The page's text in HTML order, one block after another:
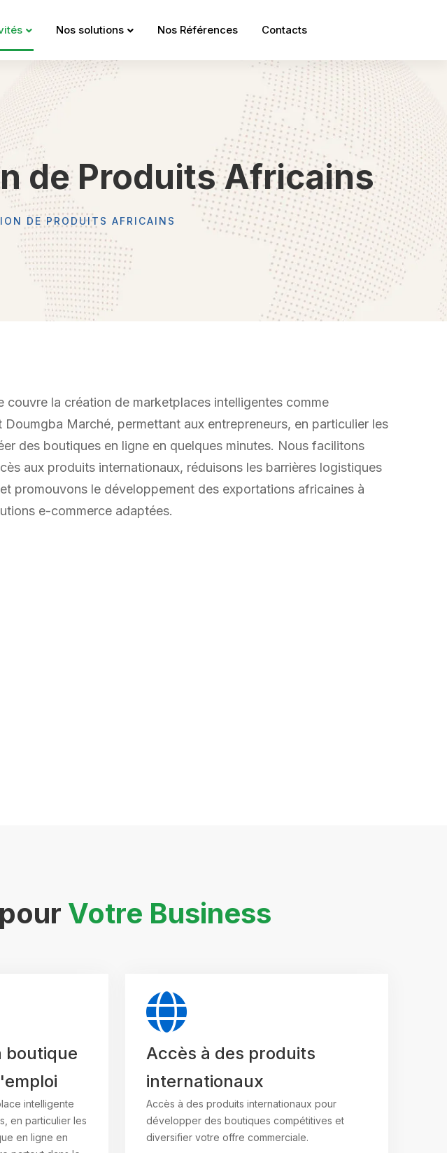
Nos solutions Nos Références Contacts
de Produits Africains
DE PRODUITS AFRICAINS
couvre la création de marketplaces intelligentes comme
Doumgba Marché, permettant aux entrepreneurs, en particulier les
des boutiques en ligne en quelques minutes. Nous facilitons
aux produits internationaux, réduisons les barrières logistiques
promouvons le développement des exportations africaines à
e-commerce adaptées.
Votre Business
boutique
intelligente
en particulier les
en ligne en
Accès à des produits
internationaux
Accès à des produits internationaux pour
développer des boutiques compétitives et
diversifier votre offre commerciale.